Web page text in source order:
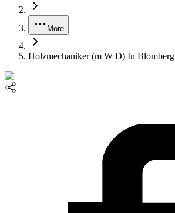
More
Holzmechaniker (m W D) In Blomberg